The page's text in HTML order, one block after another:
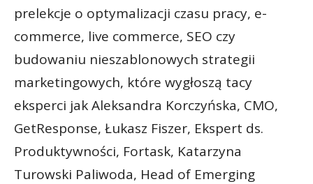
prelekcje o optymalizacji czasu pracy, e-
commerce, live commerce, SEO czy
budowaniu nieszablonowych strategii
marketingowych, które wygłoszą tacy
eksperci jak Aleksandra Korczyńska, CMO,
GetResponse, Łukasz Fiszer, Ekspert ds.
Produktywności, Fortask, Katarzyna
Turowski Paliwoda, Head of Emerging